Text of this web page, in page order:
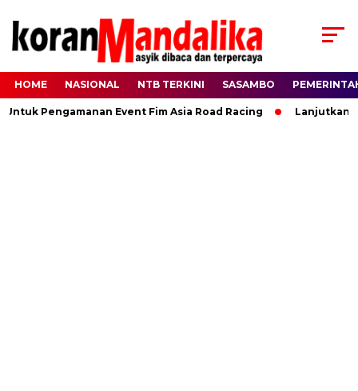
HOME NASIONAL NTB TERKINI SASAMBO
Pengamanan Event Fim Asia Road Racing Lanjutkan